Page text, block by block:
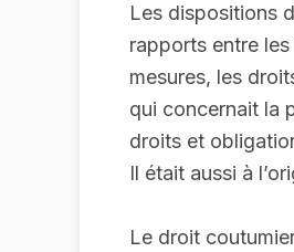
Les dispositions
rapports entre
mesures, les
qui concernait la
droits et
Il était aussi à
Le droit